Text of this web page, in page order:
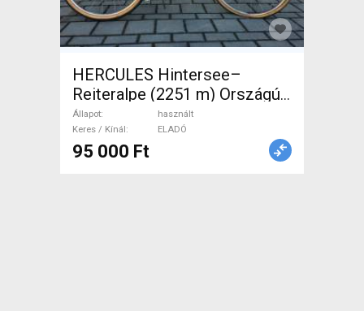
HERCULES Hintersee–
Reiteralpe (2251 m) Országúti
használt ELADÓ
Állapot
használt
Keres / Kínál
ELADÓ
95 000 Ft